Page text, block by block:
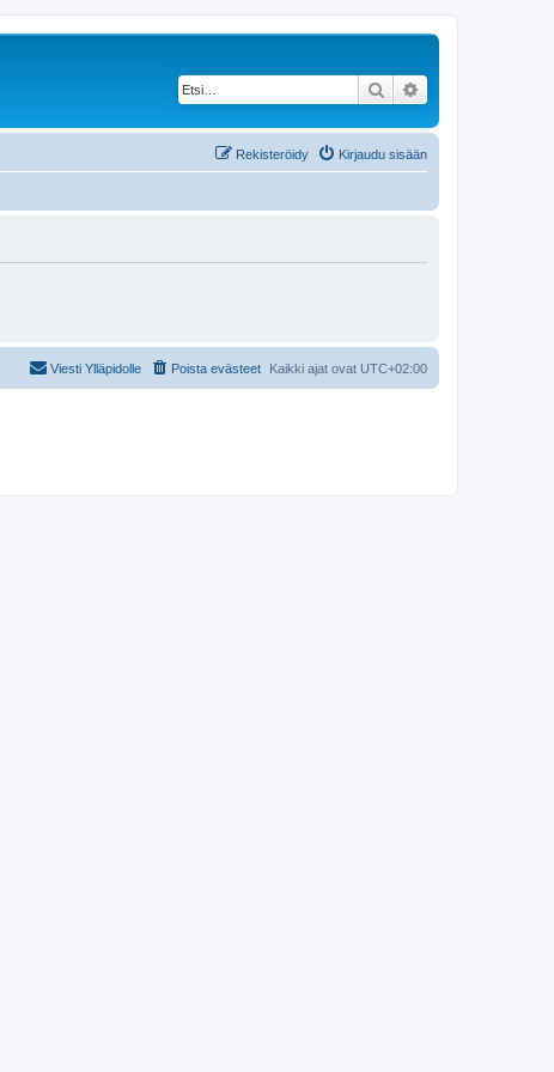
Etsi
Kirjaudu sisään
Rekisteröidy
Kaikki ajat ovat UTC+02:00
Poista evästeet
Viesti Ylläpidolle